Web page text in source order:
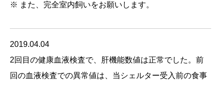
※ また、完全室内飼いをお願いします。
2019.04.04
2回目の健康血液検査で、肝機能数値は正常でした。前
回の血液検査での異常値は、当シェルター受入前の食事